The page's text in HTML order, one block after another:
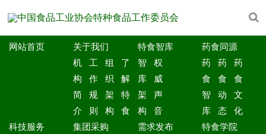
网站首页
关于我们
机
构
简
介
工
作
规
则
组
织
架
构
了
解
特
食
特食智库
智
库
架
构
权
威
声
音
药食同源
药
食
智
库
药
食
动
态
药
食
文
化
科技服务
集团采购
需求发布
特食学院